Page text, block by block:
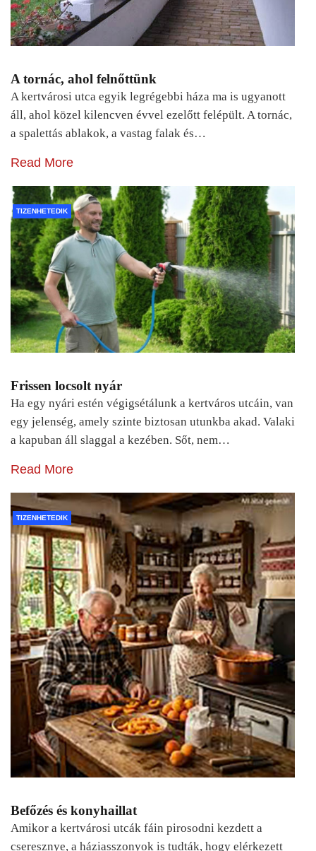
A tornác, ahol felnőttünk
A kertvárosi utca egyik legrégebbi háza ma is ugyanott
áll, ahol közel kilencven évvel ezelőtt felépült. A tornác,
a spalettás ablakok, a vastag falak és…
Read More
TIZENHETEDIK
Frissen locsolt nyár
Ha egy nyári estén végigsétálunk a kertváros utcáin, van
egy jelenség, amely szinte biztosan utunkba akad. Valaki
a kapuban áll slaggal a kezében. Sőt, nem…
Read More
TIZENHETEDIK
Befőzés és konyhaillat
Amikor a kertvárosi utcák fáin pirosodni kezdett a
cseresznye, a háziasszonyok is tudták, hogy elérkezett